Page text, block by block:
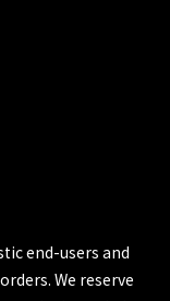
end-users and
We reserve